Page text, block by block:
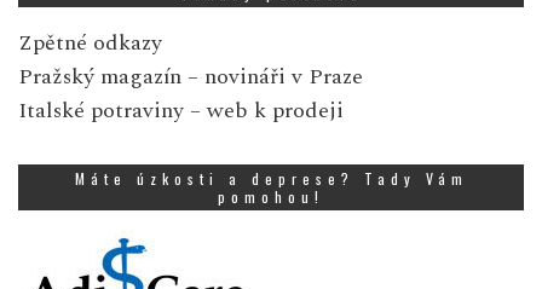
Zpětné odkazy
Pražský magazín – novináři v Praze
Italské potraviny – web k prodeji
Máte úzkosti a deprese? Tady Vám
pomohou!